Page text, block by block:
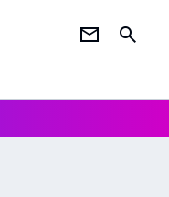
newsletter search